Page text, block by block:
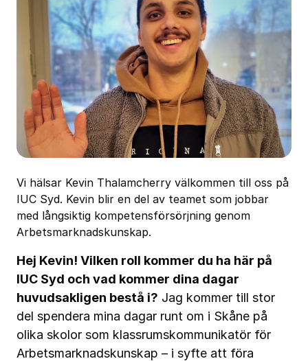
Vi hälsar Kevin Thalamcherry välkommen till oss på
IUC Syd. Kevin blir en del av teamet som jobbar
med långsiktig kompetensförsörjning genom
Arbetsmarknadskunskap.
Hej Kevin! Vilken roll kommer du ha här på
IUC Syd och vad kommer dina dagar
huvudsakligen bestå i? Jag kommer till stor
del spendera mina dagar runt om i Skåne på
olika skolor som klassrumskommunikatör för
Arbetsmarknadskunskap – i syfte att föra